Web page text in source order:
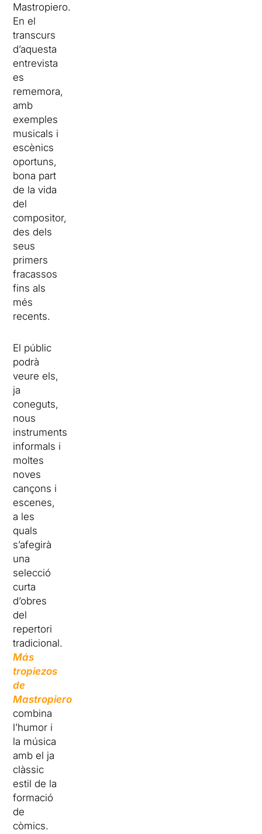
Mastropiero.
En el
transcurs
d’aquesta
entrevista
es
rememora,
amb
exemples
musicals i
escènics
oportuns,
bona part
de la vida
del
compositor,
des dels
seus
primers
fracassos
fins als
més
recents.
El públic
podrà
veure els,
ja
coneguts,
nous
instruments
informals i
moltes
noves
cançons i
escenes,
a les
quals
s’afegirà
una
selecció
curta
d’obres
del
repertori
tradicional.
Más
tropiezos
de
Mastropiero
combina
l’humor i
la música
amb el ja
clàssic
estil de la
formació
de
còmics.